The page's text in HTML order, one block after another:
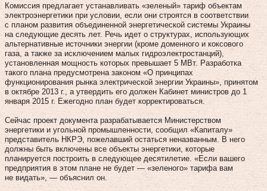
Комиссия предлагает устанавливать «зеленый» тариф объектам
электроэнергетики при условии, если они строятся в соответствии
с планом развития объединенной энергетической системы Украины
на следующие десять лет. Речь идет о структурах, использующих
альтернативные источники энергии (кроме доменного и коксового
газа, а также за исключением малых гидроэлектростанций),
установленная мощность которых превышает 5 МВт. Разработка
такого плана предусмотрена законом «О принципах
функционирования рынка электрической энергии Украины», принятом
в октябре 2013 г., а утвердить его должен Кабинет министров до 1
января 2015 г. Ежегодно план будет корректироваться.
Сейчас проект документа разрабатывается Министерством
энергетики и угольной промышленности, сообщил «Капиталу»
представитель НКРЭ, пожелавший остаться неназванным. В него
должны быть включены все объекты энергетики, которые
планируется построить в следующее десятилетие. «Если вашего
предприятия в этом плане не будет — «зеленого» тарифа вам
не видать», — объяснил он.